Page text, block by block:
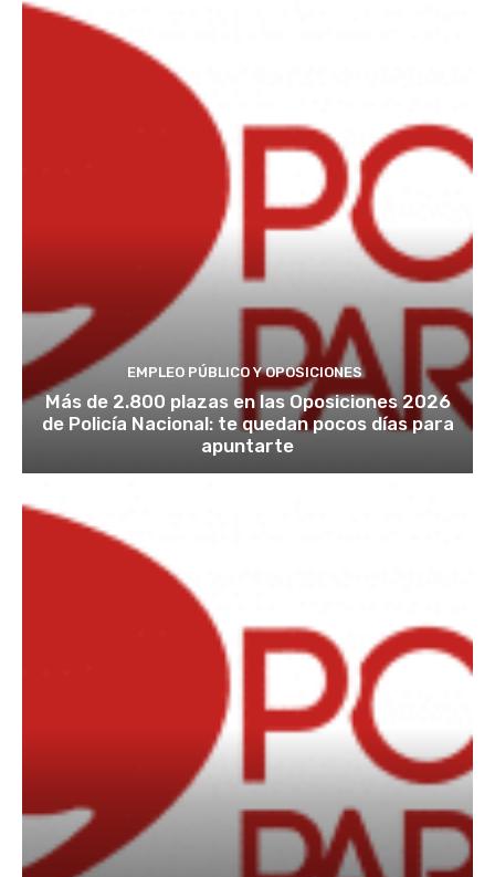
EMPLEO PÚBLICO Y OPOSICIONES
Más de 2.800 plazas en las Oposiciones 2026
de Policía Nacional: te quedan pocos días para
apuntarte